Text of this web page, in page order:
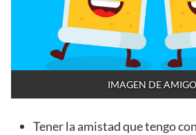
IMAGEN DE
Tener la amistad que tengo